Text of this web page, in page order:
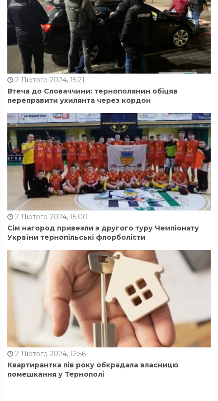
2 Лютого 2024, 15:21
Втеча до Словаччини: тернополянин обіцяв
переправити ухилянта через кордон
2 Лютого 2024, 15:00
Сім нагород привезли з другого туру Чемпіонату
України тернопільські флорболісти
2 Лютого 2024, 12:56
Квартирантка пів року обкрадала власницю
помешкання у Тернополі